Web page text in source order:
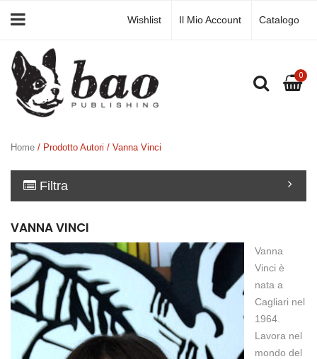
Wishlist Il Mio Account Catalogo
0
Home / Prodotto Autori / Vanna Vinci
Filtra
VANNA VINCI
Vanna
Vinci è
nata a
Cagliari nel
1964.
Lavora nel
mondo del